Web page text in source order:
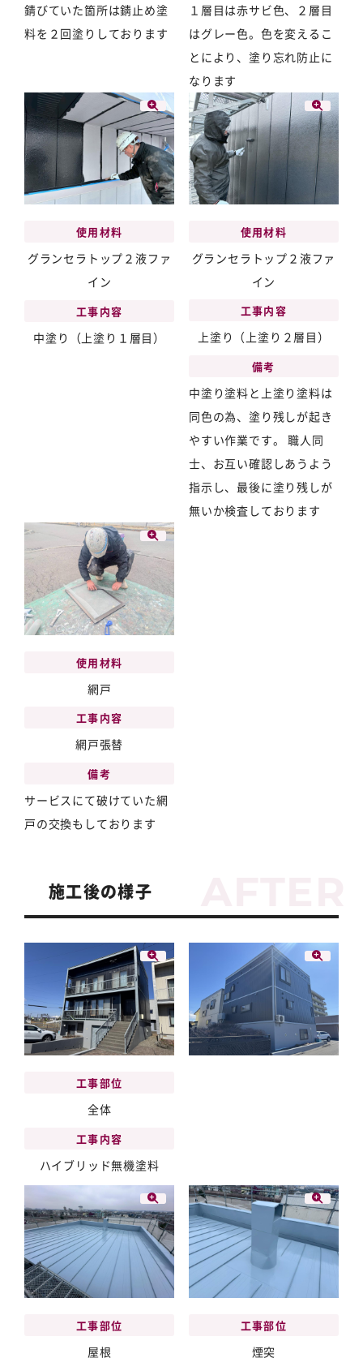
錆びていた箇所は錆止め塗
料を２回塗りしております
１層目は赤サビ色、２層目
はグレー色。色を変えるこ
とにより、塗り忘れ防止に
なります
使用材料
グランセラトップ２液ファ
イン
工事内容
中塗り（上塗り１層目）
使用材料
グランセラトップ２液ファ
イン
工事内容
上塗り（上塗り２層目）
備考
中塗り塗料と上塗り塗料は
同色の為、塗り残しが起き
やすい作業です。 職人同
士、お互い確認しあうよう
指示し、最後に塗り残しが
無いか検査しております
使用材料
網戸
工事内容
網戸張替
備考
サービスにて破けていた網
戸の交換もしております
施工後の様子
工事部位
全体
工事内容
ハイブリッド無機塗料
工事部位
屋根
工事部位
煙突